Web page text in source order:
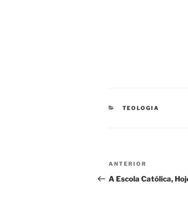
CATEGORIAS
TEOLOGIA
Navegação
de
Conteúdo
anterior
ANTERIOR
A Escola Católica,